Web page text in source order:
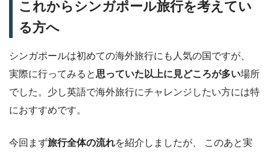
これからシンガポール旅行を考えてい
る方へ
シンガポールは初めての海外旅行にも人気の国ですが、
実際に行ってみると思っていた以上に見どころが多い場所
でした。少し英語で海外旅行にチャレンジしたい方には特
におすすめです。
今回まず旅行全体の流れを紹介しましたが、 このあと実